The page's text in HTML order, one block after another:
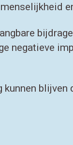
negatieve
blijven